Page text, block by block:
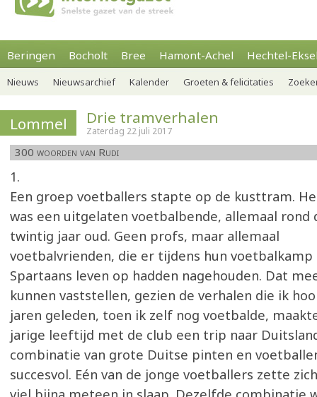
Beringen Bocholt Bree Hamont-Achel Hechtel-
Nieuws Nieuwsarchief Kalender Groeten & felicitaties
Lommel Drie tramverhalen
Zaterdag 22 juli 2017
300 woorden van Rudi
1.
Een groep voetballers stapte op de kusttram.
was een uitgelaten voetbalbende, allemaal rond
twintig jaar oud. Geen profs, maar allemaal
voetbalvrienden, die er tijdens hun voetbalkamp
Spartaans leven op hadden nagehouden. Dat
kunnen vaststellen, gezien de verhalen die ik
jaren geleden, toen ik zelf nog voetbalde,
jarige leeftijd met de club een trip naar
combinatie van grote Duitse pinten en
succesvol. Eén van de jonge voetballers zette